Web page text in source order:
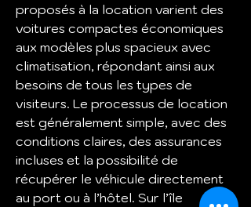
proposés à la location varient des
voitures compactes économiques
aux modèles plus spacieux avec
climatisation, répondant ainsi aux
besoins de tous les types de
visiteurs. Le processus de location
est généralement simple, avec des
conditions claires, des assurances
incluses et la possibilité de
récupérer le véhicule directement
au port ou à l’hôtel. Sur l’île